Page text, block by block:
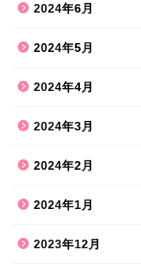
2024年6月
2024年5月
2024年4月
2024年3月
2024年2月
2024年1月
2023年12月